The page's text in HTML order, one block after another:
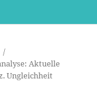
/
Aktuelle
Ungleichheit